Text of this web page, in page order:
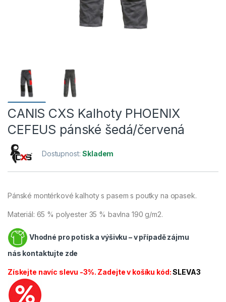
CANIS CXS Kalhoty PHOENIX
CEFEUS pánské šedá/červená
Dostupnost:Skladem
Pánské montérkové kalhoty s pasem s poutky na opasek.
Materiál: 65 % polyester 35 % bavlna 190 g/m2.
Vhodné pro potisk a výšivku – v případě zájmu
nás kontaktujte zde
Získejte navíc slevu -3%. Zadejte v košíku kód:SLEVA3